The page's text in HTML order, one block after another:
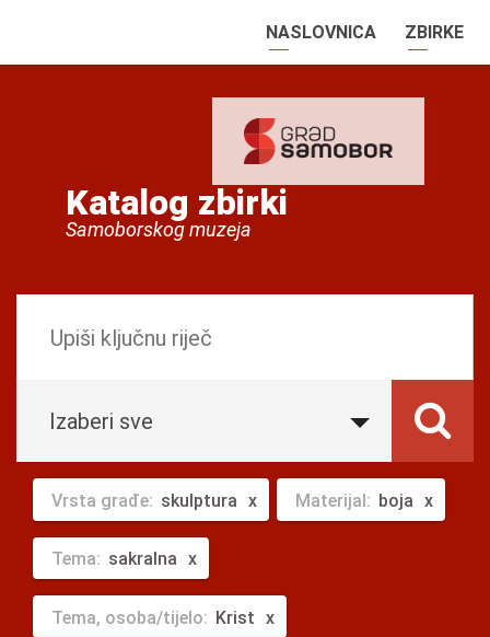
NASLOVNICA ZBIRKE
Katalog zbirki
Samoborskog muzeja
Izaberi sve
Vrsta građe: skulptura Materijal: boja
Tema: sakralna
Tema, osoba/tijelo: Krist